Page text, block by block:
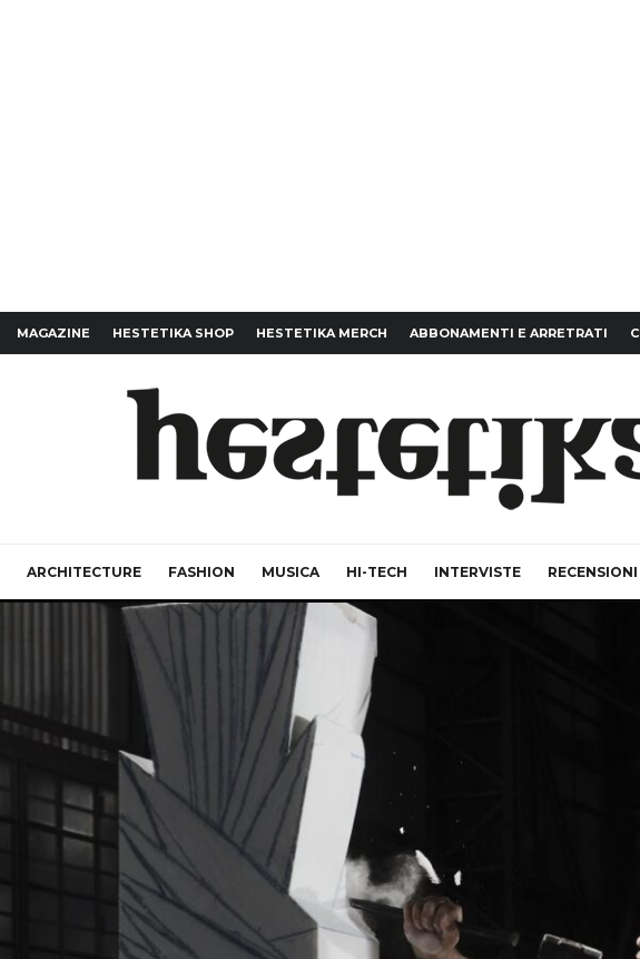
MAGAZINE HESTETIKA SHOP HESTETIKA MERCH ABBONAMENTI E ARRETRATI
ARCHITECTURE FASHION MUSICA HI-TECH INTERVISTE RECENSIONI